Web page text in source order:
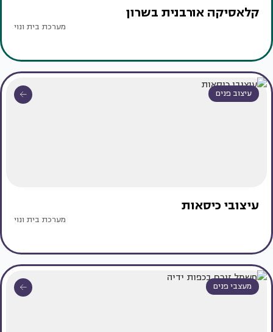
קלאסיקה אורבנית בשרון
מערכת בית ונוי
עיצוב פנים
עיצובי כיסאות
מערכת בית ונוי
מעצבי פנים